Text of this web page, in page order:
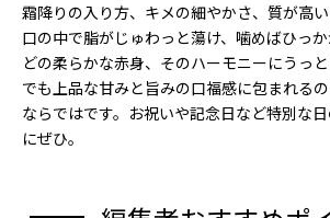
霜降りの入り方、キメの細やかさ、質が高
口の中で脂がじゅわっと蕩け、噛めばひっ
どの柔らかな赤身、そのハーモニーにうっ
でも上品な甘みと旨みの口福感に包まれるの
ならではです。お祝いや記念日など特別な
にぜひ。